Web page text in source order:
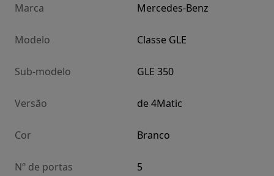
Marca Mercedes-Benz
Modelo Classe GLE
Sub-modelo GLE 350
Versão de 4Matic
Cor Branco
Nº de portas 5